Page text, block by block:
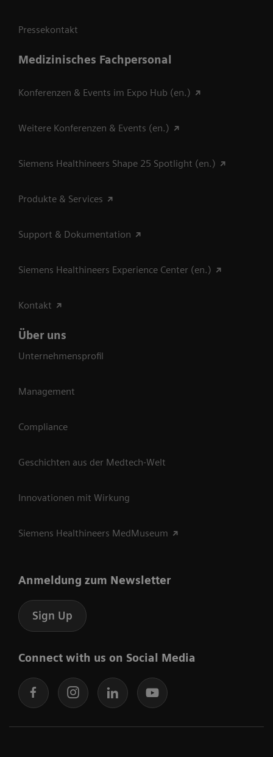
Pressekontakt
Medizinisches Fachpersonal
Konferenzen & Events im Expo Hub (en.)
Weitere Konferenzen & Events (en.)
Siemens Healthineers Shape 25 Spotlight (en.)
Produkte & Services
Support & Dokumentation
Siemens Healthineers Experience Center (en.)
Kontakt
Über uns
Unternehmensprofil
Management
Compliance
Geschichten aus der Medtech-Welt
Innovationen mit Wirkung
Siemens Healthineers MedMuseum
Anmeldung zum Newsletter
Sign Up
Connect with us on Social Media